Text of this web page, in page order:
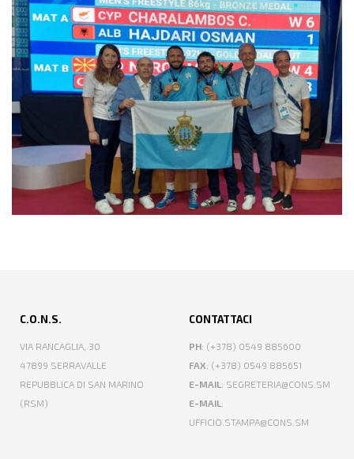
C.O.N.S.
VIA RANCAGLIA, 30
47899 SERRAVALLE
REPUBBLICA DI SAN MARINO
(RSM)
CONTATTACI
PH: (+378) 0549 885600
FAX: (+378) 0549 885651
E-MAIL : SEGRETERIA@CONS.SM
E-MAIL :
UFFICIO.STAMPA@CONS.SM